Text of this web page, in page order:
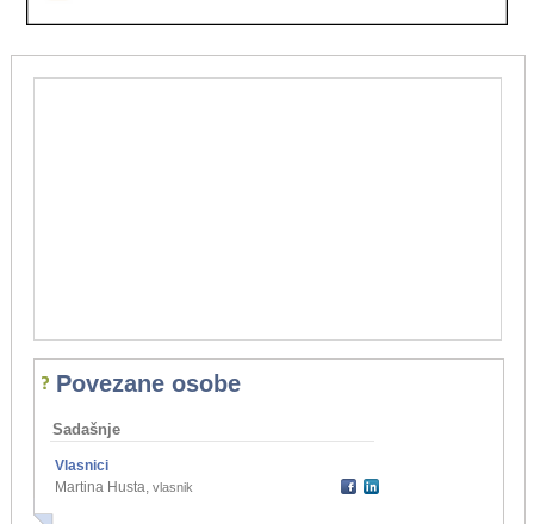
Povezane osobe
Sadašnje
Vlasnici
Martina Husta, vlasnik